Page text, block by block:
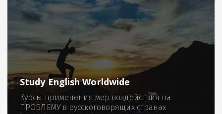
Study English Worldwide
Курсы применения мер воздействия на
ПРОБЛЕМУ в русскоговорящих странах